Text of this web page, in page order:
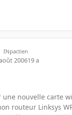
INpactien
200619 a
nouvelle carte
routeur Linksys